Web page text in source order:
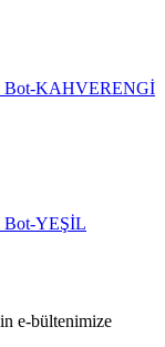
Bot-KAHVERENGİ
Bot-YEŞİL
e-bültenimize